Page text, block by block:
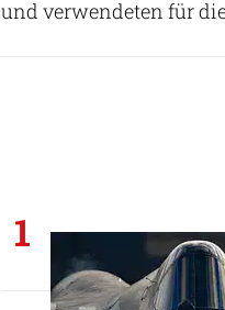
und verwendeten für
1